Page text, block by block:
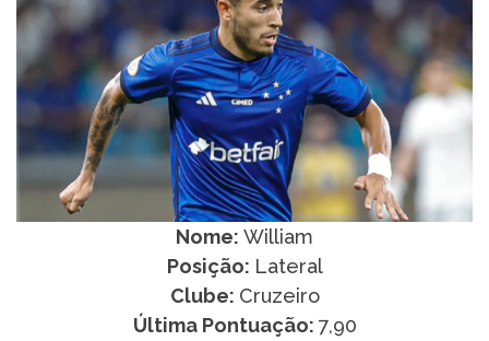
Nome: William
Posição: Lateral
Clube: Cruzeiro
Última Pontuação: 7,90